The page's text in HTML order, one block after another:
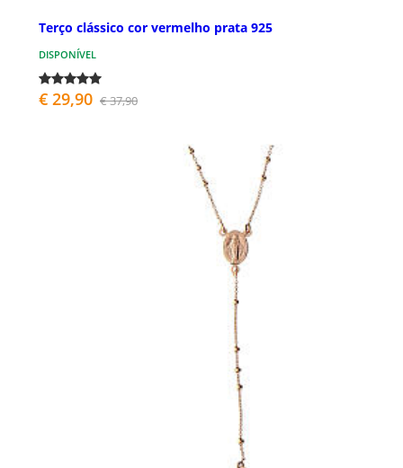
Terço clássico cor vermelho prata 925
DISPONÍVEL
€ 29,90 € 37,90